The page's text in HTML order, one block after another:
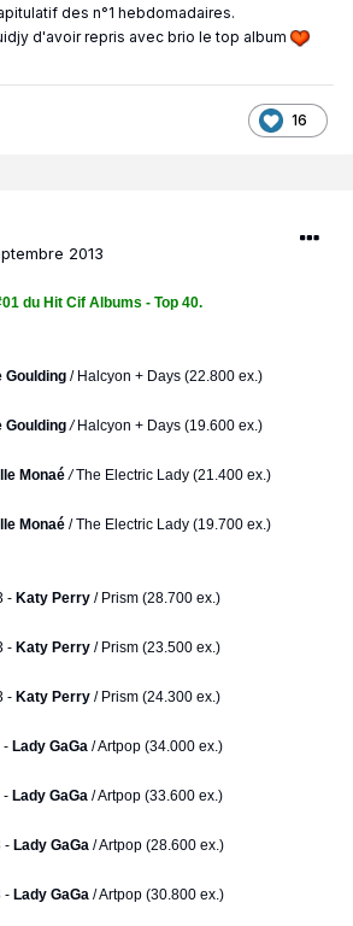
des n°1 hebdomadaires.
d'avoir repris avec brio le top album
16
2013
du Hit Cif Albums - Top 40.
Goulding / Halcyon + Days (22.800 ex.)
Goulding /Halcyon + Days (19.600 ex.)
Monaé /The Electric Lady (21.400 ex.)
Monaé/ The Electric Lady (19.700 ex.)
- Katy Perry / Prism (28.700 ex.)
- Katy Perry/ Prism (23.500 ex.)
- Katy Perry/ Prism (24.300 ex.)
- Lady GaGa / Artpop (34.000 ex.)
- Lady GaGa / Artpop (33.600 ex.)
- Lady GaGa/ Artpop (28.600 ex.)
- Lady GaGa/ Artpop (30.800 ex.)